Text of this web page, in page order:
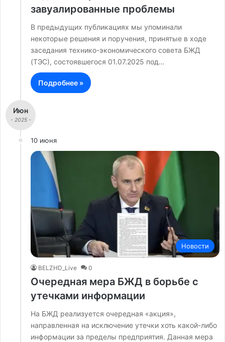
завуалированные проблемы
В предыдущих публикациях мы упоминали
некоторые решения и поручения, принятые в ходе
заседания технико-экономического совета БЖД
(ТЭС), состоявшегося 01.07.2025 под…
Подробнее »
Июн
- 2025 -
10 июня
Новости
BELZHD_Live 0
Очередная мера БЖД в борьбе с
утечками информации
На БЖД реализуется очередная «акция»,
направленная на исключение утечки хоть какой-либо
информации за пределы предприятия. Данная мера